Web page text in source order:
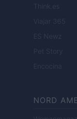
Think.es
Viajar 365
ES Newz
Pet Story
Encocina
NORD